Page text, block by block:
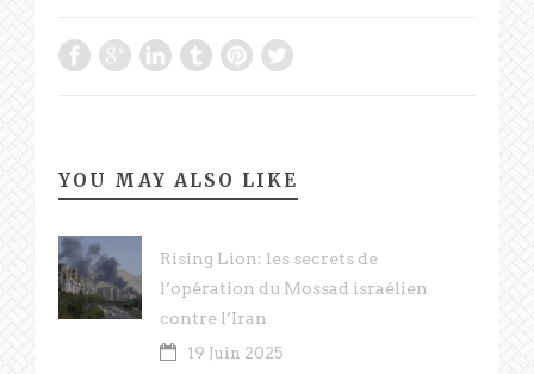
YOU MAY ALSO LIKE
Rising Lion: les secrets de
l’opération du Mossad israélien
contre l’Iran
19 Juin 2025